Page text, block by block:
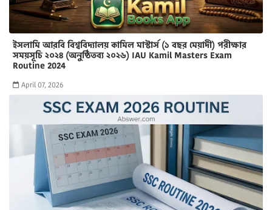
ইসলামি আরবি বিশ্ববিদ্যালয় কামিল মাস্টার্স (১ বছর মেয়াদী) পরীক্ষার
সময়সূচি ২০২৪ (অনুষ্ঠিতব্য ২০২৬) IAU Kamil Masters Exam
Routine 2024
April 07, 2026